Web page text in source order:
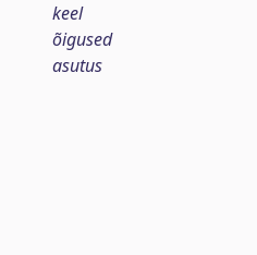
keel
õigused
asutus